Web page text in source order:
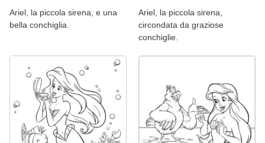
Ariel, la piccola sirena, e una
bella conchiglia.
Ariel, la piccola sirena,
circondata da graziose
conchiglie.